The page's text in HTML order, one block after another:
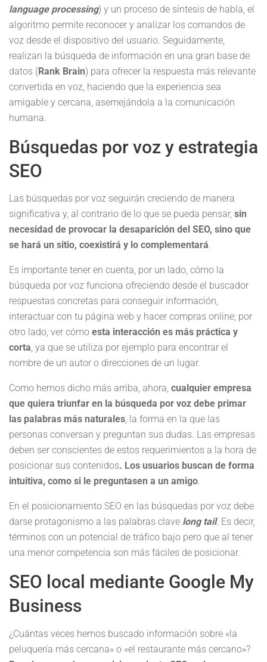
language processing) y un proceso de síntesis de habla, el
algoritmo permite reconocer y analizar los comandos de
voz desde el dispositivo del usuario. Seguidamente,
realizan la búsqueda de información en una gran base de
datos (Rank Brain) para ofrecer la respuesta más relevante
convertida en voz, haciendo que la experiencia sea
amigable y cercana, asemejándola a la comunicación
humana.
Búsquedas por voz y estrategia
SEO
Las búsquedas por voz seguirán creciendo de manera
significativa y, al contrario de lo que se pueda pensar, sin
necesidad de provocar la desaparición del SEO, sino que
se hará un sitio, coexistirá y lo complementará.
Es importante tener en cuenta, por un lado, cómo la
búsqueda por voz funciona ofreciendo desde el buscador
respuestas concretas para conseguir información,
interactuar con tu página web y hacer compras online; por
otro lado, ver cómo esta interacción es más práctica y
corta, ya que se utiliza por ejemplo para encontrar el
nombre de un autor o direcciones de un lugar.
Como hemos dicho más arriba, ahora, cualquier empresa
que quiera triunfar en la búsqueda por voz debe primar
las palabras más naturales, la forma en la que las
personas conversan y preguntan sus dudas. Las empresas
deben ser conscientes de estos requerimientos a la hora de
posicionar sus contenidos. Los usuarios buscan de forma
intuitiva, como si le preguntasen a un amigo.
En el posicionamiento SEO en las búsquedas por voz debe
darse protagonismo a las palabras clave long tail. Es decir,
términos con un potencial de tráfico bajo pero que al tener
una menor competencia son más fáciles de posicionar.
SEO local mediante Google My
Business
¿Cuántas veces hemos buscado información sobre «la
peluquería más cercana» o «el restaurante más cercano»?